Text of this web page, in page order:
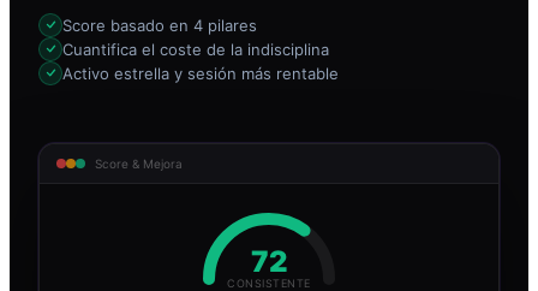
Score basado en 4 pilares
Cuantifica el coste de la indisciplina
Activo estrella y sesión más rentable
Score & Mejora
72
CONSISTENTE